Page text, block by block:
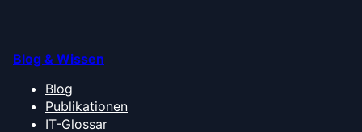
Blog & Wissen
Blog
Publikationen
IT-Glossar